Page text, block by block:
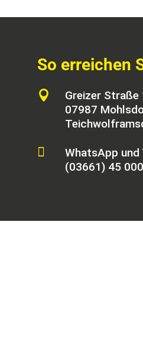
So erreichen

Greizer Straße
07987

WhatsApp und
(03661) 45 000